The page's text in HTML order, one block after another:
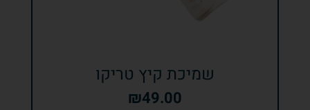
שמיכת קיץ טריקו
₪49.00